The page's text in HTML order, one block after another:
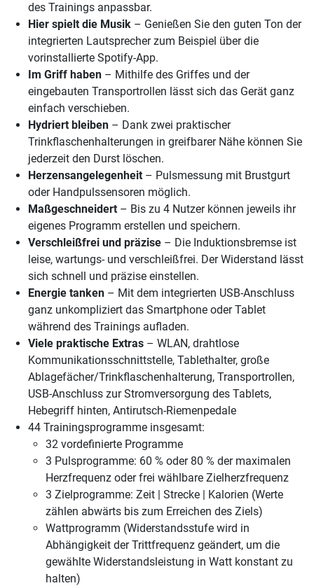
des Trainings anpassbar.
Hier spielt die Musik – Genießen Sie den guten Ton der
integrierten Lautsprecher zum Beispiel über die
vorinstallierte Spotify-App.
Im Griff haben – Mithilfe des Griffes und der
eingebauten Transportrollen lässt sich das Gerät ganz
einfach verschieben.
Hydriert bleiben – Dank zwei praktischer
Trinkflaschenhalterungen in greifbarer Nähe können Sie
jederzeit den Durst löschen.
Herzensangelegenheit – Pulsmessung mit Brustgurt
oder Handpulssensoren möglich.
Maßgeschneidert – Bis zu 4 Nutzer können jeweils ihr
eigenes Programm erstellen und speichern.
Verschleißfrei und präzise – Die Induktionsbremse ist
leise, wartungs- und verschleißfrei. Der Widerstand lässt
sich schnell und präzise einstellen.
Energie tanken – Mit dem integrierten USB-Anschluss
ganz unkompliziert das Smartphone oder Tablet
während des Trainings aufladen.
Viele praktische Extras – WLAN, drahtlose
Kommunikationsschnittstelle, Tablethalter, große
Ablagefächer/Trinkflaschenhalterung, Transportrollen,
USB-Anschluss zur Stromversorgung des Tablets,
Hebegriff hinten, Antirutsch-Riemenpedale
44 Trainingsprogramme insgesamt:
32 vordefinierte Programme
3 Pulsprogramme: 60 % oder 80 % der maximalen
Herzfrequenz oder frei wählbare Zielherzfrequenz
3 Zielprogramme: Zeit | Strecke | Kalorien (Werte
zählen abwärts bis zum Erreichen des Ziels)
Wattprogramm (Widerstandsstufe wird in
Abhängigkeit der Trittfrequenz geändert, um die
gewählte Widerstandsleistung in Watt konstant zu
halten)